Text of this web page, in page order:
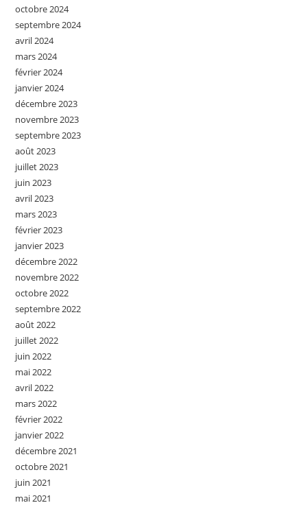
octobre 2024
septembre 2024
avril 2024
mars 2024
février 2024
janvier 2024
décembre 2023
novembre 2023
septembre 2023
août 2023
juillet 2023
juin 2023
avril 2023
mars 2023
février 2023
janvier 2023
décembre 2022
novembre 2022
octobre 2022
septembre 2022
août 2022
juillet 2022
juin 2022
mai 2022
avril 2022
mars 2022
février 2022
janvier 2022
décembre 2021
octobre 2021
juin 2021
mai 2021